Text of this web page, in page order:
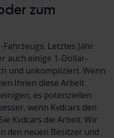
zum
Letztes Jahr
auch einige 1-Dollar-
und unkompliziert. Wenn
Ihnen diese Arbeit
es potenziellen
wenn Kvdcars den
Kvdcars die Arbeit. Wir
den neuen Besitzer und